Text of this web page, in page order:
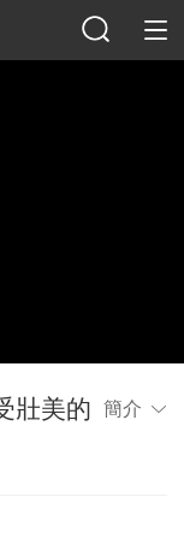
壯美的
簡介